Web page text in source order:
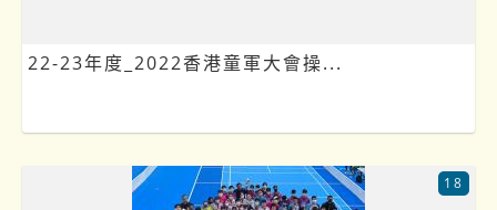
22-23年度_2022香港童軍大會操...
18